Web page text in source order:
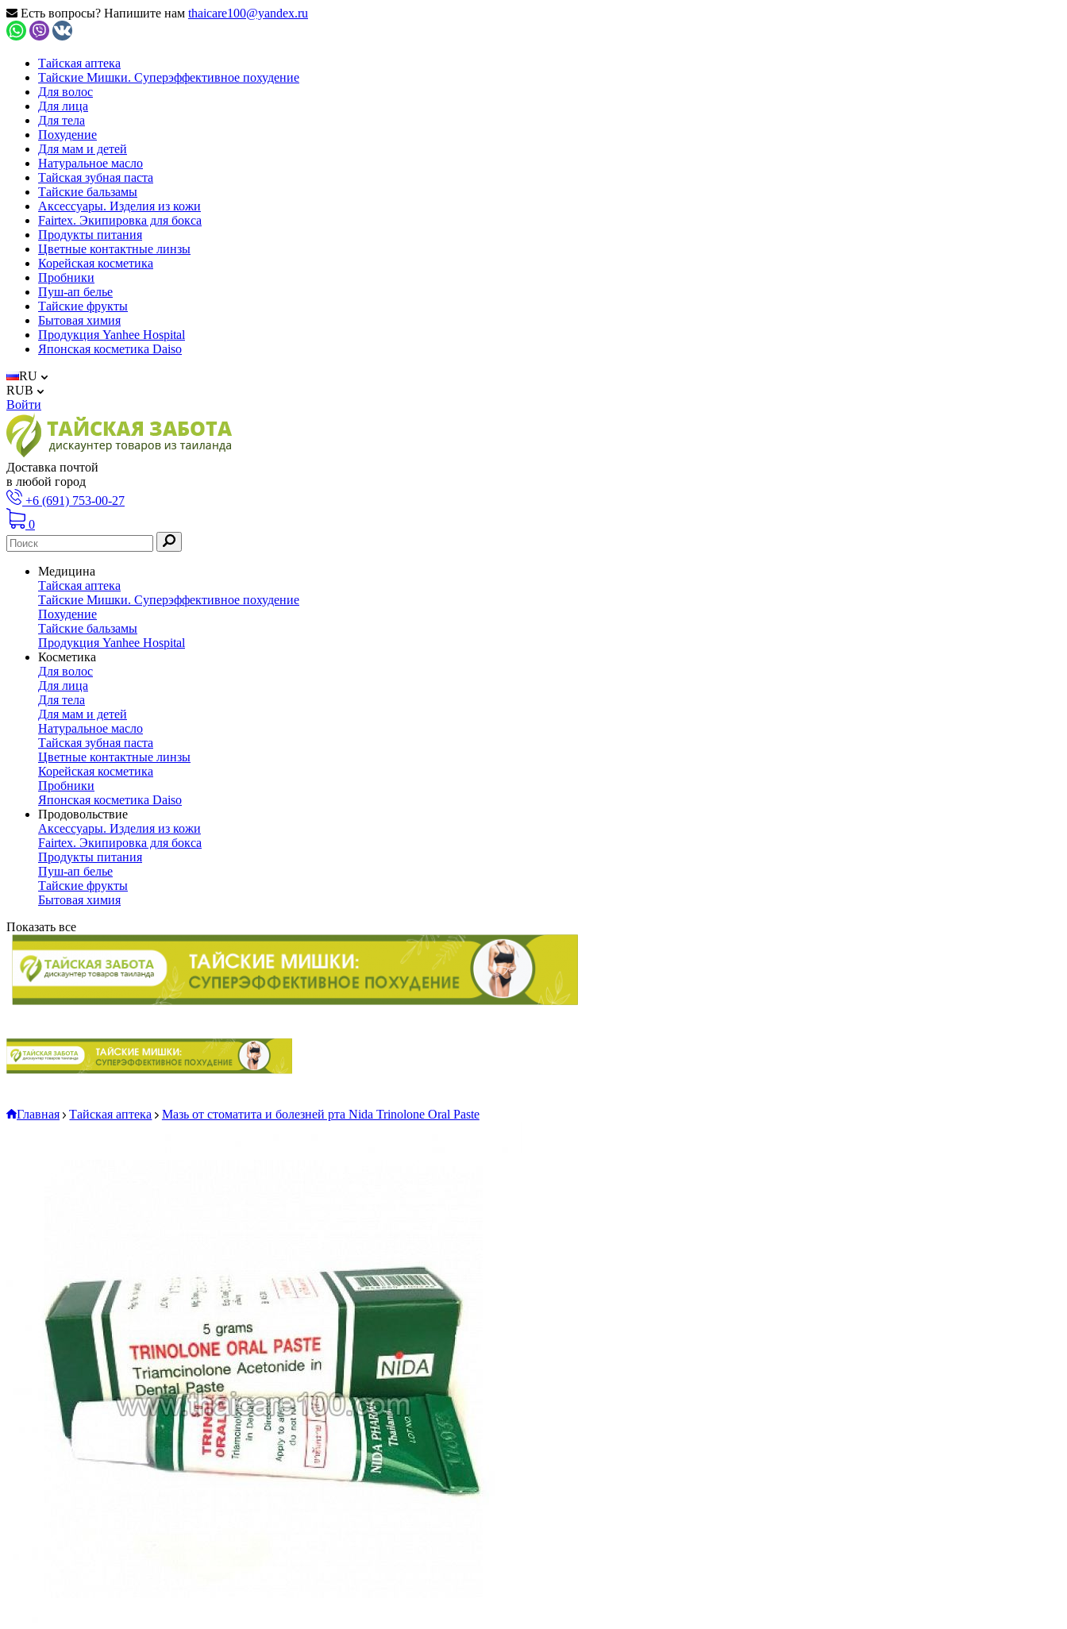
Есть вопросы? Напишите нам thaicare100@yandex.ru
Тайская аптека
Тайские Мишки. Суперэффективное похудение
Для волос
Для лица
Для тела
Похудение
Для мам и детей
Натуральное масло
Тайская зубная паста
Тайские бальзамы
Аксессуары. Изделия из кожи
Fairtex. Экипировка для бокса
Продукты питания
Цветные контактные линзы
Корейская косметика
Пробники
Пуш-ап белье
Тайские фрукты
Бытовая химия
Продукция Yanhee Hospital
Японская косметика Daiso
RU
RUB
Войти
Доставка почтой
в любой город
+6 (691) 753-00-27
0
Медицина
Тайская аптека
Тайские Мишки. Суперэффективное похудение
Похудение
Тайские бальзамы
Продукция Yanhee Hospital
Косметика
Для волос
Для лица
Для тела
Для мам и детей
Натуральное масло
Тайская зубная паста
Цветные контактные линзы
Корейская косметика
Пробники
Японская косметика Daiso
Продовольствие
Аксессуары. Изделия из кожи
Fairtex. Экипировка для бокса
Продукты питания
Пуш-ап белье
Тайские фрукты
Бытовая химия
Показать все
Главная Тайская аптека Мазь от стоматита и болезней рта Nida Trinolone Oral Paste